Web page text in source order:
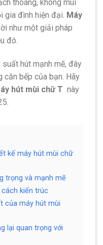
thoáng, không mùi
gia đình hiện đại. Máy
như một giải pháp
đó.
hút mạnh mẽ, đây
căn bếp của bạn. Hãy
hút mùi chữ T này
kế máy hút mùi chữ
trọng và mạnh mẽ
cách kiến ​​trúc
của máy hút mùi
lại quan trọng với